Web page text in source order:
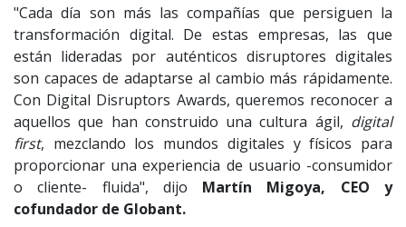
"Cada día son más las compañías que persiguen la
transformación digital. De estas empresas, las que
están lideradas por auténticos disruptores digitales
son capaces de adaptarse al cambio más rápidamente.
Con Digital Disruptors Awards, queremos reconocer a
aquellos que han construido una cultura ágil, digital
first, mezclando los mundos digitales y físicos para
proporcionar una experiencia de usuario -consumidor
o cliente- fluida", dijo Martín Migoya, CEO y
cofundador de Globant.